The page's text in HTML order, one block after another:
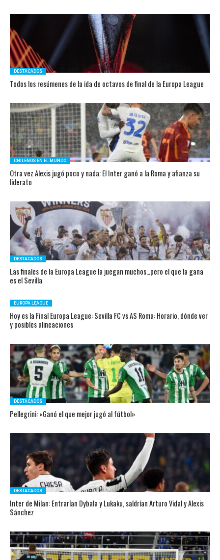
DESTACADOS
Todos los resúmenes de la ida de octavos de final de la Europa League
CHILENOS EN EL MUNDO
Otra vez Alexis jugó poco y nada: El Inter ganó a la Roma y afianza su
liderato
DESTACADOS
Las finales de la Europa League la juegan muchos…pero el que la gana
es el Sevilla
EUROPA LEAGUE
Hoy es la Final Europa League: Sevilla FC vs AS Roma: Horario, dónde ver
y posibles alineaciones
DESTACADOS
Pellegrini: «Ganó el que mejor jugó al fútbol»
DESTACADOS
Inter de Milan: Entrarían Dybala y Lukaku, saldrían Arturo Vidal y Alexis
Sánchez